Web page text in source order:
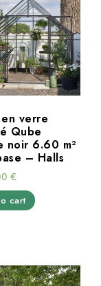
verre
Qube
noir 6.60 m²
– Halls
€
cart